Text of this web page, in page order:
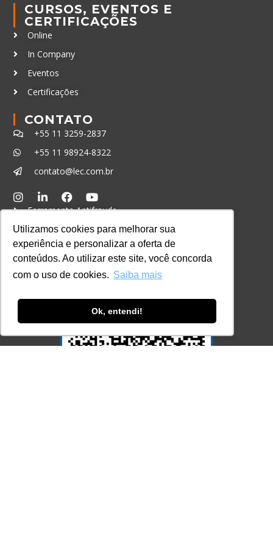
Utilizamos cookies para melhorar sua
experiência e personalizar a oferta de
conteúdos. Ao utilizar este site, você concorda
com o uso de cookies. Saiba mais
Ok, entendi!
CURSOS, EVENTOS E
CERTIFICAÇÕES
Online
In Company
Eventos
Certificações
CONTATO
+55 11 3259-2837
+55 11 98924-8322
contato@lec.com.br
Ferramenta Antifraude
Consulte aqui o cadastro da Instituição no
Sistema e-MEC